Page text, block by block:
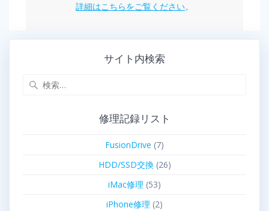
詳細はこちらをご覧ください。
サイト内検索
修理記録リスト
FusionDrive (7)
HDD/SSD交換(26)
iMac修理 (53)
iPhone修理 (2)